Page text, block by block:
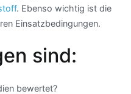
. Ebenso wichtig ist die
Einsatzbedingungen.
sind:
bewertet?